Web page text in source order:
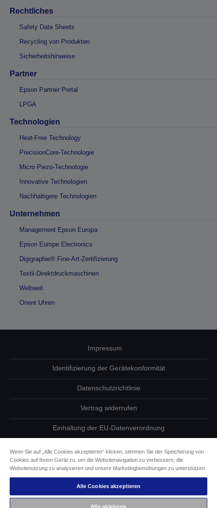
Rechtliches
Safety Data Sheets
Recycling von Produkten
Sicherheitshinweise
Partner
Epson Partner Portal
LPGA
Technologien
Heat-Free Technology
PrecisionCore-Technologie
Micro Piezo-Technologie
Innovative Technologien
Nachhaltigere Technologien
Unternehmen
Management Epson Europa
Epson Europe Electronics
Digigraphie® Fine-Art-Zertifizierung
Textil-Direktdruckmaschinen
Weltweit
Orient Uhren
Impressum
Identifizierung der Gerätekonformität
Datenschutzrichtlinie
Vertrag widerrufen
Einhaltung der EU-Datenverordnung
Informationen zu Cookies
Epson Engagement für Barrierefreiheit
Wenn Sie auf „Alle Cookies akzeptieren“ klicken, stimmen Sie der Speicherung von
Cookies auf Ihrem Gerät zu, um die Websitenavigation zu verbessern, die
Websitenutzung zu analysieren und unsere Marketingbemühungen zu unterstützen.
Alle Cookies akzeptieren
Alle ablehnen